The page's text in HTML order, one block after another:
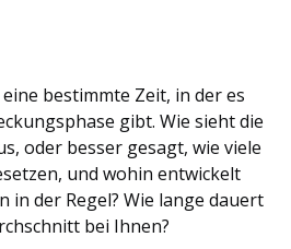
bestimmte Zeit, in der es
gibt. Wie sieht die
oder besser gesagt, wie viele
und wohin entwickelt
in der Regel? Wie lange dauert
bei Ihnen?